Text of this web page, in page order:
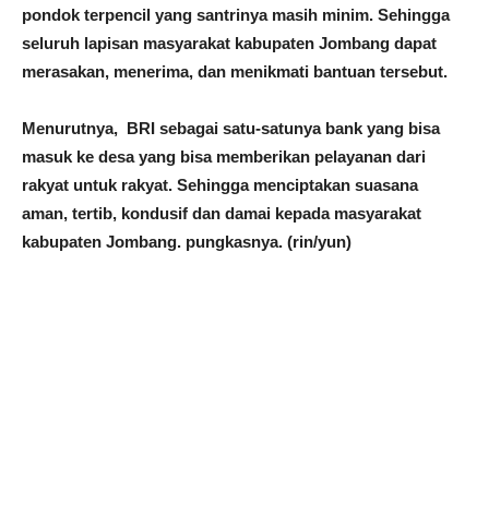
pondok terpencil yang santrinya masih minim. Sehingga
seluruh lapisan masyarakat kabupaten Jombang dapat
merasakan, menerima, dan menikmati bantuan tersebut.
Menurutnya, BRI sebagai satu-satunya bank yang bisa
masuk ke desa yang bisa memberikan pelayanan dari
rakyat untuk rakyat. Sehingga menciptakan suasana
aman, tertib, kondusif dan damai kepada masyarakat
kabupaten Jombang. pungkasnya. (rin/yun)